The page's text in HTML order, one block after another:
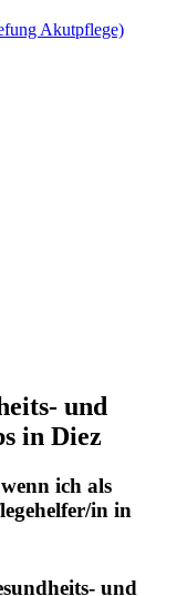
Akutpflege)
und
in Diez
ich als
in in
und